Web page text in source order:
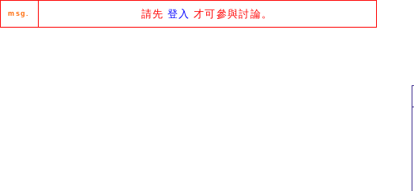
msg. 請先 登入 才可參與討論。